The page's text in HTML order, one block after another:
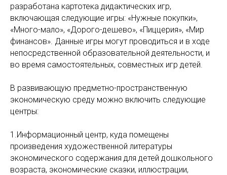
разработана картотека дидактических игр,
включающая следующие игры: «Нужные покупки»,
«Много-мало», «Дорого-дешево», «Пиццерия», «Мир
финансов». Данные игры могут проводиться и в ходе
непосредственной образовательной деятельности, и
во время самостоятельных, совместных игр детей.
В развивающую предметно-пространственную
экономическую среду можно включить следующие
центры:
1.Информационный центр, куда помещены
произведения художественной литературы
экономического содержания для детей дошкольного
возраста, экономические сказки, иллюстрации,